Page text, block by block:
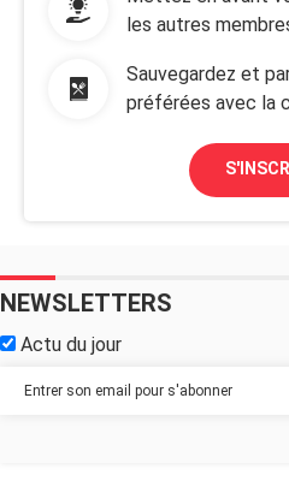
les autres
Sauvegardez et
préférées avec la
NEWSLETTERS
Actu du jour